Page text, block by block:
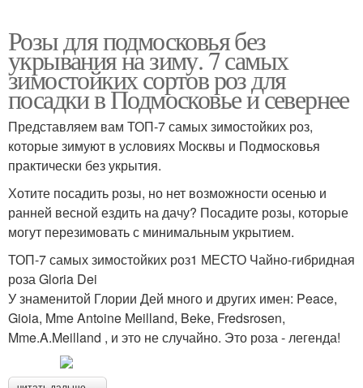
Розы для подмосковья без
укрывания на зиму. 7 самых
зимостойких сортов роз для
посадки в Подмосковье и севернее
Представляем вам ТОП-7 самых зимостойких роз,
которые зимуют в условиях Москвы и Подмосковья
практически без укрытия.
Хотите посадить розы, но нет возможности осенью и
ранней весной ездить на дачу? Посадите розы, которые
могут перезимовать с минимальным укрытием.
ТОП-7 самых зимостойких роз1 МЕСТО Чайно-гибридная
роза Gloria Dei
У знаменитой Глории Дей много и других имен: Peace,
Gioia, Mme Antoine Meilland, Beke, Fredsrosen,
Mme.A.Meilland , и это не случайно. Это роза - легенда!